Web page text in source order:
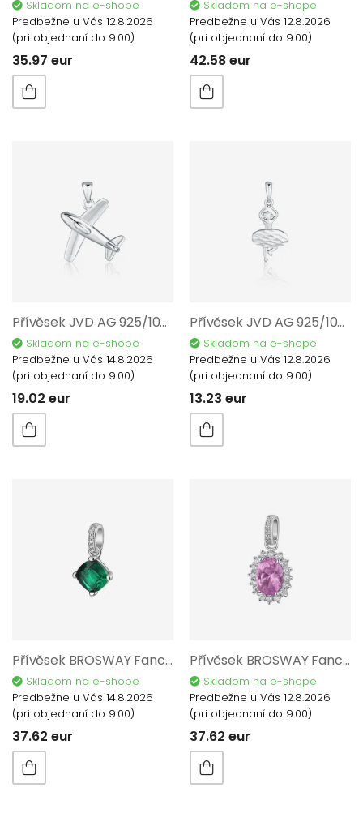
Skladom na e-shope
Predbežne u Vás 12.8.2026
(pri objednaní do 9:00)
35.97 eur
Skladom na e-shope
Predbežne u Vás 12.8.2026
(pri objednaní do 9:00)
42.58 eur
Přívěsek JVD AG 925/1000 SVLP1119XH20000
Skladom na e-shope
Predbežne u Vás 14.8.2026
(pri objednaní do 9:00)
19.02 eur
Přívěsek JVD AG 925/1000 SVLP1114XH20000
Skladom na e-shope
Predbežne u Vás 12.8.2026
(pri objednaní do 9:00)
13.23 eur
Přívěsek BROSWAY Fancy Life Green AG 925/1000 FLG15
Skladom na e-shope
Predbežne u Vás 14.8.2026
(pri objednaní do 9:00)
37.62 eur
Přívěsek BROSWAY Fancy Vibrant Pink AG 925/1000 FVP13
Skladom na e-shope
Predbežne u Vás 12.8.2026
(pri objednaní do 9:00)
37.62 eur